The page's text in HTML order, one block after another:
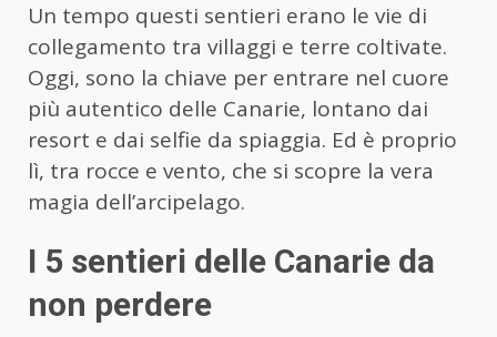
Un tempo questi sentieri erano le vie di
collegamento tra villaggi e terre coltivate.
Oggi, sono la chiave per entrare nel cuore
più autentico delle Canarie, lontano dai
resort e dai selfie da spiaggia. Ed è proprio
lì, tra rocce e vento, che si scopre la vera
magia dell’arcipelago.
I 5 sentieri delle Canarie da
non perdere